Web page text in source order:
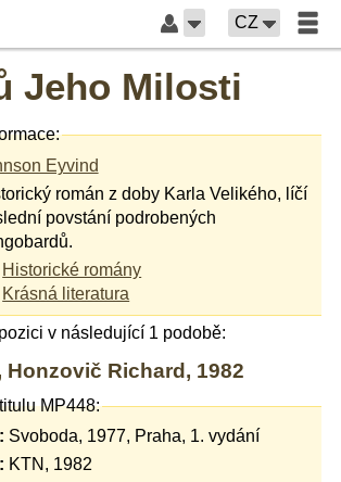
CZ
Jeho Milosti
Eyvind
román z doby Karla Velikého, líčí
povstání podrobených
Historické romány
Krásná literatura
v následující 1 podobě:
Honzovič Richard, 1982
MP448:
Svoboda, 1977, Praha, 1. vydání
KTN, 1982